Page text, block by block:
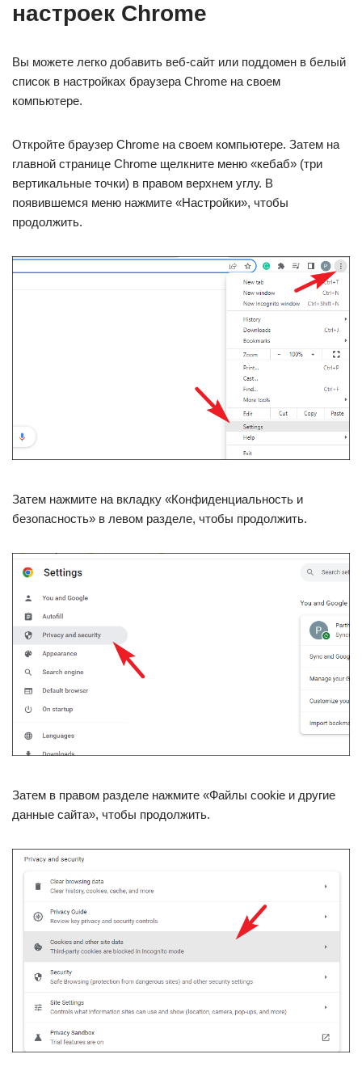
настроек Chrome
Вы можете легко добавить веб-сайт или поддомен в белый
список в настройках браузера Chrome на своем
компьютере.
Откройте браузер Chrome на своем компьютере. Затем на
главной странице Chrome щелкните меню «кебаб» (три
вертикальные точки) в правом верхнем углу. В
появившемся меню нажмите «Настройки», чтобы
продолжить.
Затем нажмите на вкладку «Конфиденциальность и
безопасность» в левом разделе, чтобы продолжить.
Затем в правом разделе нажмите «Файлы cookie и другие
данные сайта», чтобы продолжить.